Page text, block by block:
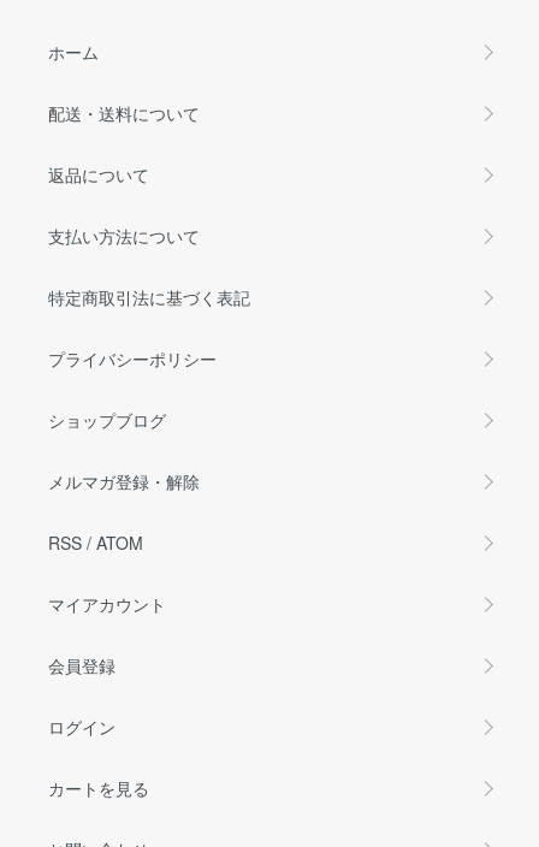
ホーム
配送・送料について
返品について
支払い方法について
特定商取引法に基づく表記
プライバシーポリシー
ショップブログ
メルマガ登録・解除
RSS / ATOM
マイアカウント
会員登録
ログイン
カートを見る